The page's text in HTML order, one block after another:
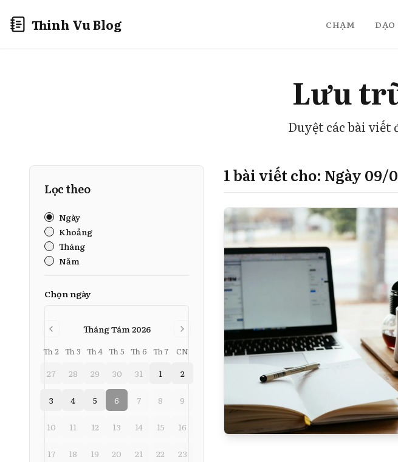
Thinh Vu Blog CHẠM DẠO
Lưu
Duyệt các bài viết
Lọc theo
Ngày
Khoảng
Tháng
Năm
Chọn ngày
Tháng Tám 2026
Th 2 Th 3 Th 4 Th 5 Th 6 Th 7 CN
27 28 29 30 31 1 2
3 4 5 6 7 8 9
10 11 12 13 14 15 16
17 18 19 20 21 22 23
1 bài viết cho: Ngày 09/